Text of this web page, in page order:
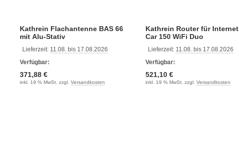
Kathrein Flachantenne BAS 66
mit Alu-Stativ
Lieferzeit: 11.08. bis 17.08.2026
Verfügbar:
371,88 €
inkl. 19 % MwSt. zzgl. Versandkosten
Kathrein Router für Internet
Car 150 WiFi Duo
Lieferzeit: 11.08. bis 17.08.2026
Verfügbar:
521,10 €
inkl. 19 % MwSt. zzgl. Versandkosten